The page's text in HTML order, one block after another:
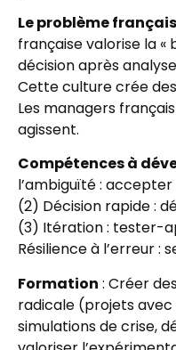
Le problème français
française valorise la «
décision après
Cette culture crée
Les managers
agissent.
Compétences à
l’ambiguïté :
(2) Décision rapide :
(3) Itération : tester-
Résilience à l’erreur :
Formation : Créer
radicale (projets
simulations de crise,